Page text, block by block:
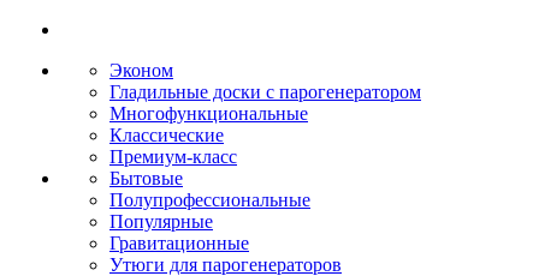
Эконом
Гладильные доски с парогенератором
Многофункциональные
Классические
Премиум-класс
Бытовые
Полупрофессиональные
Популярные
Гравитационные
Утюги для парогенераторов